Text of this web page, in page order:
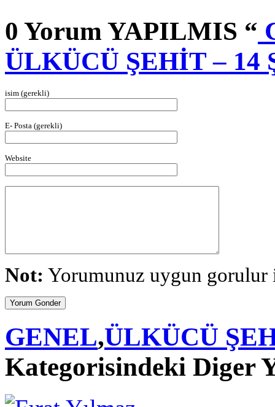
0 Yorum YAPILMIS “
ÜLKÜCÜ ŞEHİT – 14
isim (gerekli)
E- Posta (gerekli)
Website
Not: Yorumunuz uygun
GENEL,ÜLKÜCÜ
Kategorisindeki Diger